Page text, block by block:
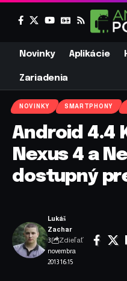
Novinky Aplikácie
Zariadenia
NOVINKY SMARTPHONY
Android 4.4
Nexus 4 a
dostupný
3.
novembra
2013 16:15
Lukáš
Zachar
Zdieľať